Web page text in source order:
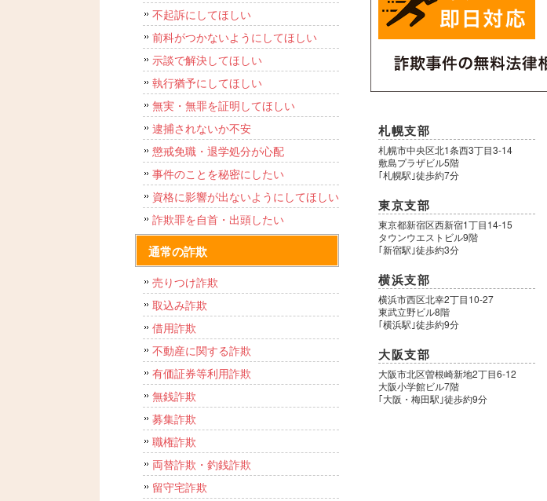
札幌支部
札幌市中央区北1条西3丁目3-14
敷島プラザビル5階
｢札幌駅｣徒歩約7分
東京支部
東京都新宿区西新宿1丁目14-15
タウンウエストビル9階
｢新宿駅｣徒歩約3分
横浜支部
横浜市西区北幸2丁目10-27
東武立野ビル8階
｢横浜駅｣徒歩約9分
大阪支部
大阪市北区曽根崎新地2丁目6-12
大阪小学館ビル7階
｢大阪・梅田駅｣徒歩約9分
不起訴にしてほしい
前科がつかないようにしてほしい
示談で解決してほしい
執行猶予にしてほしい
無実・無罪を証明してほしい
逮捕されないか不安
懲戒免職・退学処分が心配
事件のことを秘密にしたい
資格に影響が出ないようにしてほしい
詐欺罪を自首・出頭したい
通常の詐欺
売りつけ詐欺
取込み詐欺
借用詐欺
不動産に関する詐欺
有価証券等利用詐欺
無銭詐欺
募集詐欺
職権詐欺
両替詐欺・釣銭詐欺
留守宅詐欺